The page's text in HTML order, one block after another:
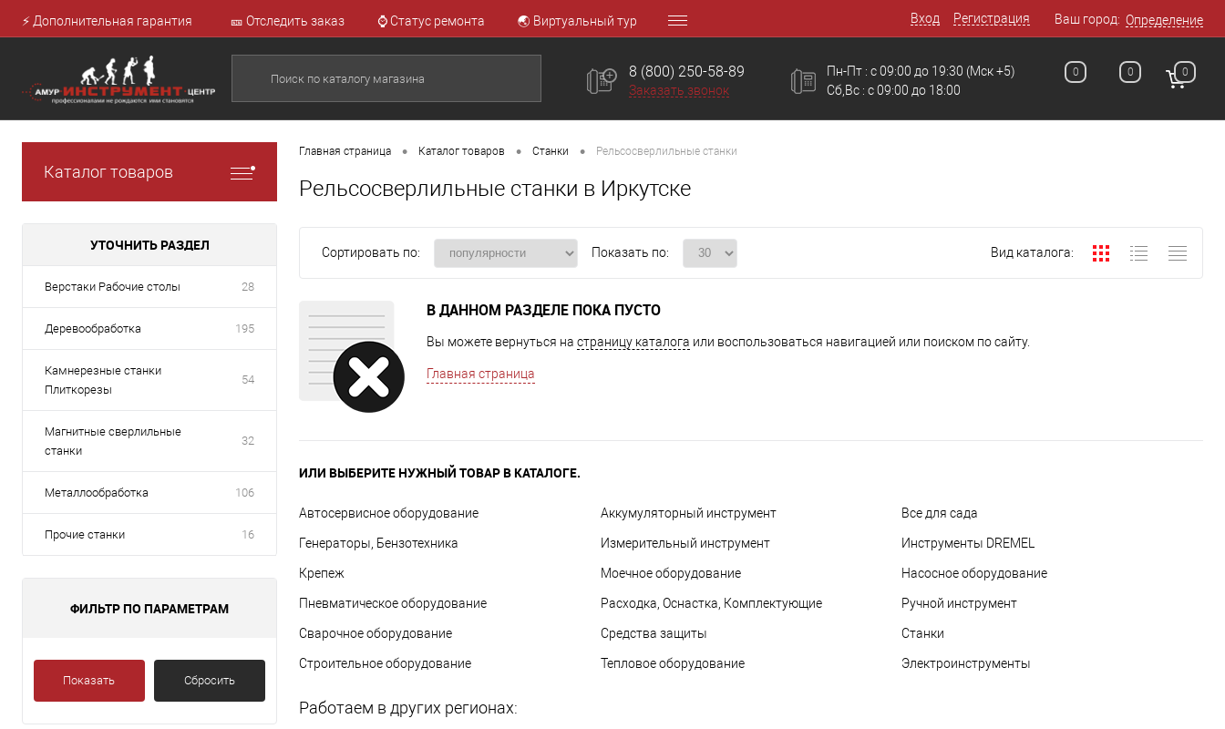
⚡ Дополнительная гарантия 🎫 Отследить заказ ⌚ Статус ремонта 🌏 Виртуальный тур Вход Регистрация Ваш город: Определение
8 (800) 250-58-89
Заказать звонок
Пн-Пт : с 09:00 до 19:30
Сб,Вс : c 09:00 до 18:00
(Мск +5) 0 0 0
Каталог товаров
УТОЧНИТЬ РАЗДЕЛ
Верстаки Рабочие столы 28
Деревообработка 195
Камнерезные станки
Плиткорезы
54
Магнитные сверлильные
станки
32
Металлообработка 106
Прочие станки 16
ФИЛЬТР ПО ПАРАМЕТРАМ
Показать Сбросить
Главная страница • Каталог товаров • Станки • Рельсосверлильные станки
Рельсосверлильные станки в Иркутске
Сортировать по: Показать по: Вид каталога:
В ДАННОМ РАЗДЕЛЕ ПОКА ПУСТО
Вы можете вернуться на страницу каталога или воспользоваться навигацией или поиском по сайту.
Главная страница
ИЛИ ВЫБЕРИТЕ НУЖНЫЙ ТОВАР В КАТАЛОГЕ.
Автосервисное оборудование Аккумуляторный инструмент Все для сада
Генераторы, Бензотехника Измерительный инструмент Инструменты DREMEL
Крепеж Моечное оборудование Насосное оборудование
Пневматическое оборудование Расходка, Оснастка, Комплектующие Ручной инструмент
Сварочное оборудование Средства защиты Станки
Строительное оборудование Тепловое оборудование Электроинструменты
Работаем в других регионах: